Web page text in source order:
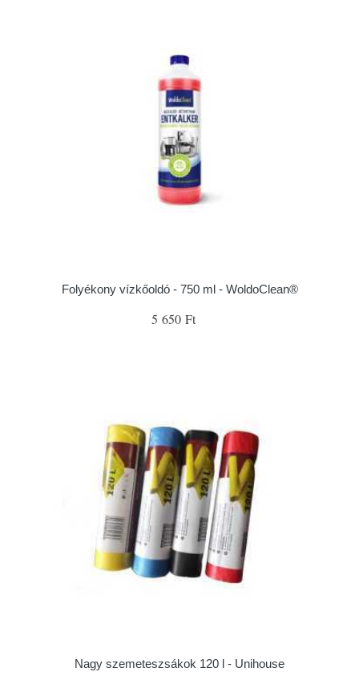
Folyékony vízkőoldó - 750 ml - WoldoClean®
5 650 Ft
Nagy szemeteszsákok 120 l - Unihouse